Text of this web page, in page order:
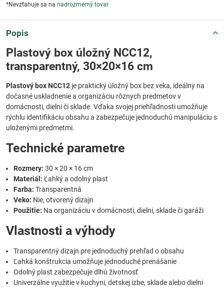
*Nevzťahuje sa na nadrozmerný tovar
Popis
Plastový box úložný NCC12,
transparentný, 30×20×16 cm
Plastový box NCC12 je praktický úložný box bez veka, ideálny na
dočasné uskladnenie a organizáciu rôznych predmetov v
domácnosti, dielni či sklade. Vďaka svojej priehľadnosti umožňuje
rýchlu identifikáciu obsahu a zabezpečuje jednoduchú manipuláciu s
uloženými predmetmi.
Technické parametre
Rozmery: 30 × 20 × 16 cm
Materiál: Ľahký a odolný plast
Farba: Transparentná
Veko: Nie, otvorený dizajn
Použitie: Na organizáciu v domácnosti, dielni, sklade či garáži
Vlastnosti a výhody
Transparentný dizajn pre jednoduchý prehľad o obsahu
Ľahká konštrukcia umožňuje jednoduché prenášanie
Odolný plast zabezpečuje dlhú životnosť
Univerzálne využitie v kuchyni, detskej izbe, sklade alebo dielni